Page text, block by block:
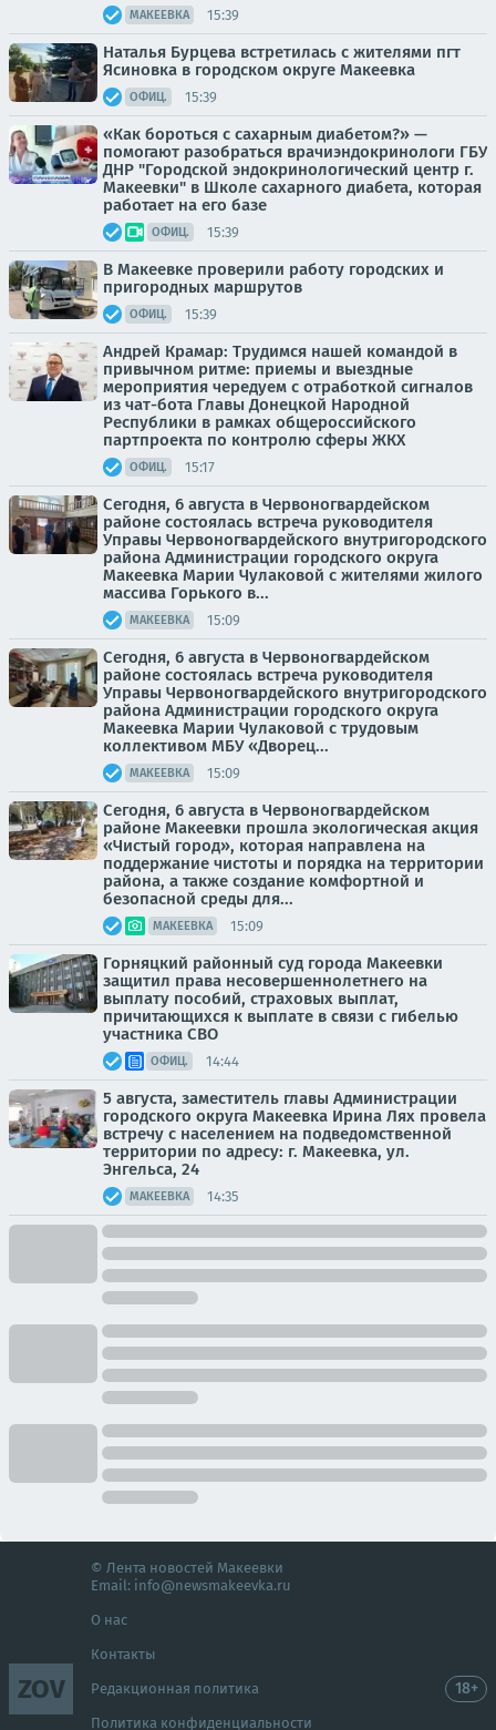
МАКЕЕВКА 15:39
Наталья Бурцева встретилась с жителями пгт
Ясиновка в городском округе Макеевка
ОФИЦ. 15:39
«Как бороться с сахарным диабетом?» —
помогают разобраться врачиэндокринологи ГБУ
ДНР "Городской эндокринологический центр г.
Макеевки" в Школе сахарного диабета, которая
работает на его базе
ОФИЦ. 15:39
В Макеевке проверили работу городских и
пригородных маршрутов
ОФИЦ. 15:39
Андрей Крамар: Трудимся нашей командой в
привычном ритме: приемы и выездные
мероприятия чередуем с отработкой сигналов
из чат-бота Главы Донецкой Народной
Республики в рамках общероссийского
партпроекта по контролю сферы ЖКХ
ОФИЦ. 15:17
Сегодня, 6 августа в Червоногвардейском
районе состоялась встреча руководителя
Управы Червоногвардейского внутригородского
района Администрации городского округа
Макеевка Марии Чулаковой с жителями жилого
массива Горького в...
МАКЕЕВКА 15:09
Сегодня, 6 августа в Червоногвардейском
районе состоялась встреча руководителя
Управы Червоногвардейского внутригородского
района Администрации городского округа
Макеевка Марии Чулаковой с трудовым
коллективом МБУ «Дворец...
МАКЕЕВКА 15:09
Сегодня, 6 августа в Червоногвардейском
районе Макеевки прошла экологическая акция
«Чистый город», которая направлена на
поддержание чистоты и порядка на территории
района, а также создание комфортной и
безопасной среды для...
МАКЕЕВКА 15:09
Горняцкий районный суд города Макеевки
защитил права несовершеннолетнего на
выплату пособий, страховых выплат,
причитающихся к выплате в связи с гибелью
участника СВО
ОФИЦ. 14:44
5 августа, заместитель главы Администрации
городского округа Макеевка Ирина Лях провела
встречу с населением на подведомственной
территории по адресу: г. Макеевка, ул.
Энгельса, 24
МАКЕЕВКА 14:35
ZOV
© Лента новостей Макеевки
Email: info@newsmakeevka.ru
О нас
Контакты
Редакционная политика
Политика конфиденциальности
18+